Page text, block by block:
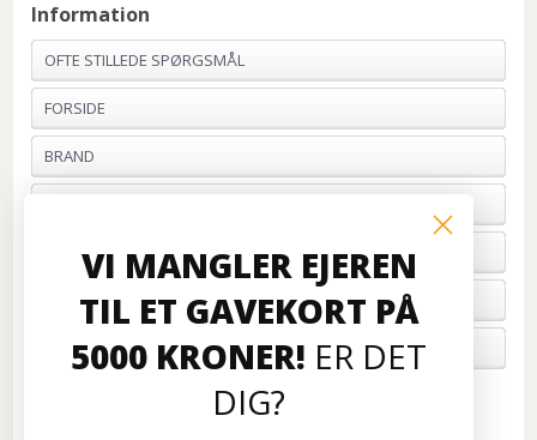
Information
OFTE STILLEDE SPØRGSMÅL
FORSIDE
BRAND
BETALING
FORTRYD ORDRE
OM OS
VI MANGLER EJEREN
TIL ET GAVEKORT PÅ
5000 KRONER! ER DET
DIG?